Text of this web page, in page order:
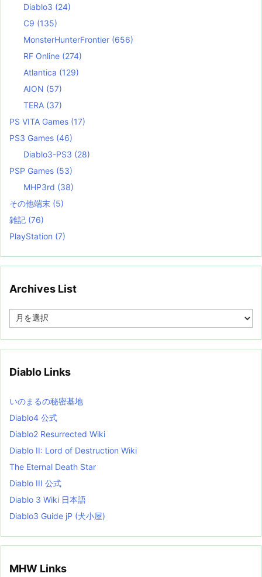
Diablo3 (24)
C9 (135)
MonsterHunterFrontier (656)
RF Online (274)
Atlantica (129)
AION (57)
TERA (37)
PS VITA Games (17)
PS3 Games (46)
Diablo3-PS3 (28)
PSP Games (53)
MHP3rd (38)
その他端末 (5)
雑記 (76)
PlayStation (7)
Archives List
e
i
s
t
Diablo Links
いのまるの秘密基地
Diablo4 公式
Diablo2 Resurrected Wiki
Diablo II: Lord of Destruction Wiki
The Eternal Death Star
Diablo III 公式
Diablo 3 Wiki 日本語
Diablo3 Guide jP (犬小屋)
MHW Links